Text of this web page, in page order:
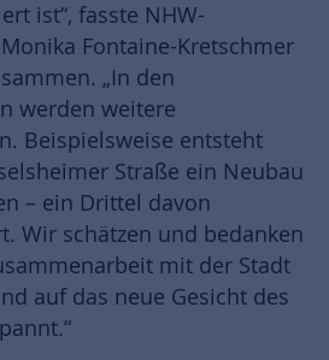
ist“, fasste NHW-
Fontaine-Kretschmer
„In den
werden weitere
Beispielsweise entsteht
Straße ein Neubau
– ein Drittel davon
Wir schätzen und bedanken
mit der Stadt
auf das neue Gesicht des